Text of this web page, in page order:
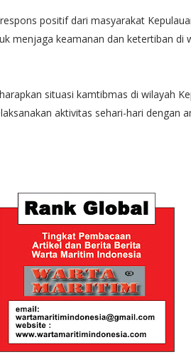
positif dari masyarakat
menjaga keamanan dan ketertiban di
situasi kamtibmas di wilayah
aktivitas sehari-hari dengan